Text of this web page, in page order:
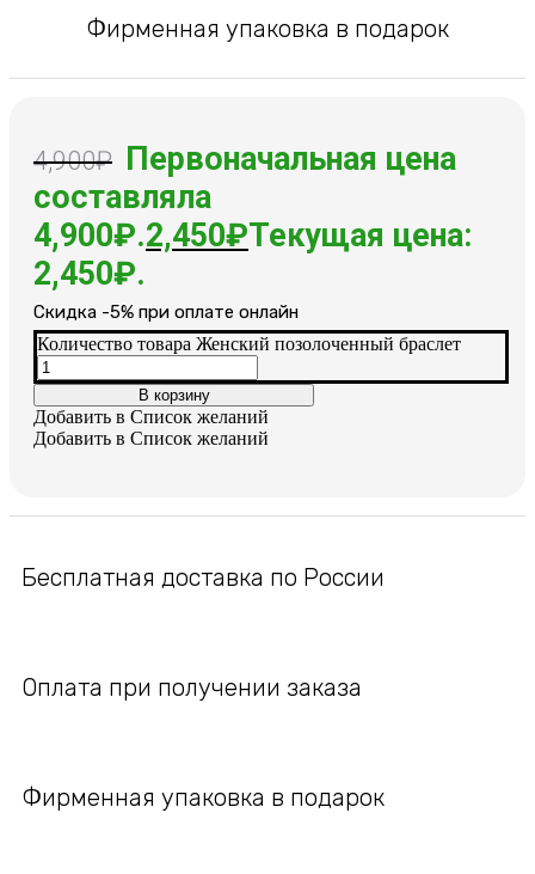
Фирменная упаковка в подарок
4,900₽ Первоначальная цена
составляла
4,900₽.2,450₽Текущая цена:
2,450₽.
Cкидка -5% при оплате онлайн
Количество товара Женский позолоченный браслет
В корзину
Добавить в Список желаний
Добавить в Список желаний
Бесплатная доставка по России
Оплата при получении заказа
Фирменная упаковка в подарок